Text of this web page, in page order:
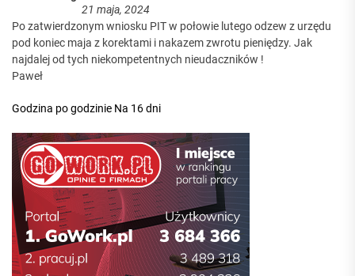
21 maja, 2024
Po zatwierdzonym wniosku PIT w połowie lutego odzew z urzędu
pod koniec maja z korektami i nakazem zwrotu pieniędzy. Jak
najdalej od tych niekompetentnych nieudaczników !
Paweł
Godzina po godzinie Na 16 dni